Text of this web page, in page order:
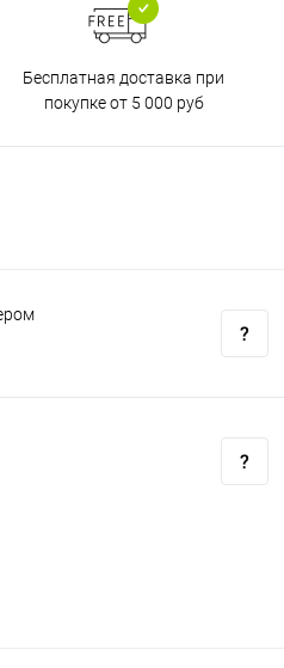
Бесплатная доставка при
покупке от 5 000 руб